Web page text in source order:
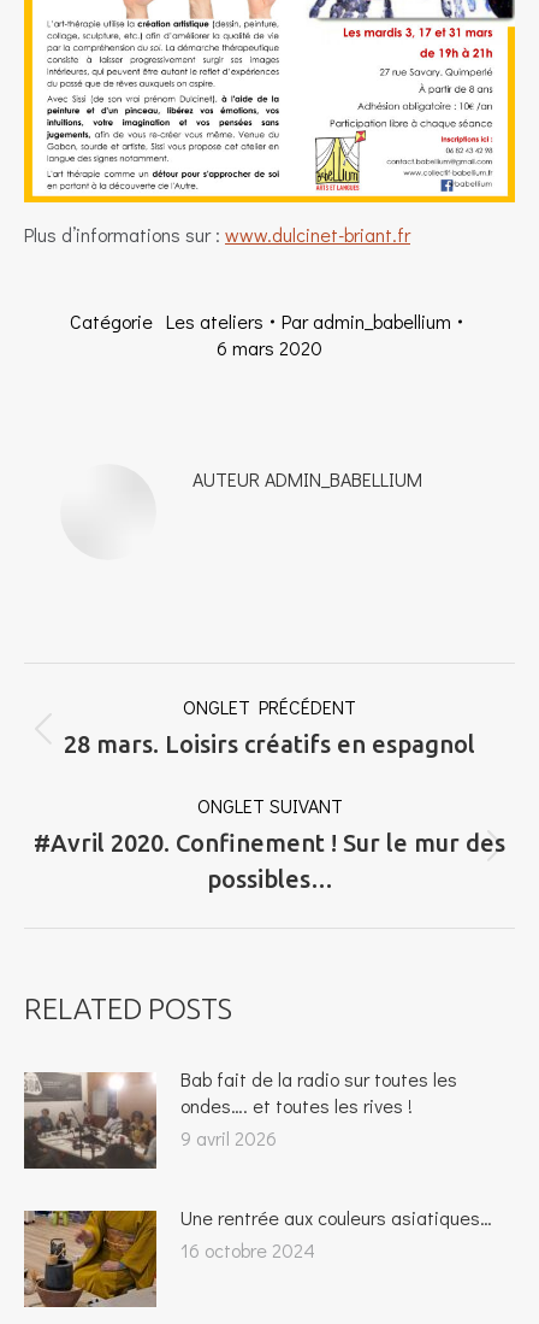
Plus d’informations sur : www.dulcinet-briant.fr
Catégorie Les ateliers Paradmin_babellium
6 mars 2020
AUTEURADMIN_BABELLIUM
DE
COMMENTAIRE
ONGLET PRÉCÉDENT
Onglet
28 mars. Loisirs créatifs en espagnol
ONGLET SUIVANT
Onglet
suivant
#Avril 2020. Confinement ! Sur le mur des
possibles…
RELATED POSTS
Bab fait de la radio sur toutes les
ondes…. et toutes les rives !
9 avril 2026
Une rentrée aux couleurs asiatiques…
16 octobre 2024